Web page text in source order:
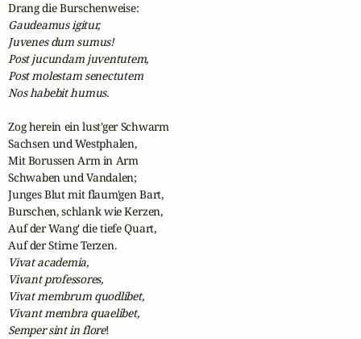
Gaudeamus igitur,
Juvenes dum sumus!
Post jucundam juventutem,
Post molestam senectutem
Nos habebit humus.
Zog herein ein lust'ger Schwarm
Sachsen und Westphalen,
Mit Borussen Arm in Arm
Schwaben und Vandalen;
Junges Blut mit flaum'gen Bart,
Burschen, schlank wie Kerzen,
Auf der Wang' die tiefe Quart,
Vivat academia,
Vivant professores,
Vivat membrum quodlibet,
Vivant membra quaelibet,
Semper sint in flore!